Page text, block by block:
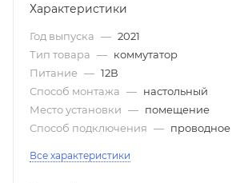
Характеристики
Год выпуска — 2021
Тип товара — коммутатор
Питание — 12В
Способ монтажа — настольный
Место установки — помещение
Способ подключения — проводное
Все характеристики